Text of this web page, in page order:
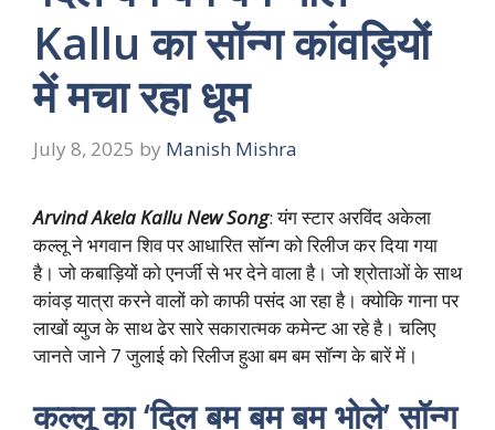
Kallu का सॉन्ग कांवड़ियों
में मचा रहा धूम
July 8, 2025 by Manish Mishra
Arvind Akela Kallu New Song: यंग स्टार अरविंद अकेला
कल्लू ने भगवान शिव पर आधारित सॉन्ग को रिलीज कर दिया गया
है। जो कबाड़ियों को एनर्जी से भर देने वाला है। जो श्रोताओं के साथ
कांवड़ यात्रा करने वालों को काफी पसंद आ रहा है। क्योकि गाना पर
लाखों व्युज के साथ ढेर सारे सकारात्मक कमेन्ट आ रहे है। चलिए
जानते जाने 7 जुलाई को रिलीज हुआ बम बम सॉन्ग के बारें में।
कल्लू का ‘दिल बम बम बम भोले’ सॉन्ग